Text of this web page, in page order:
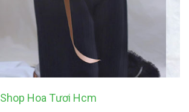
Shop Hoa Tươi Hcm